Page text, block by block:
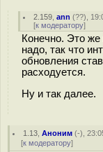
2.159 ,ann (??),
[к модератору]
Конечно. Это же
надо, так что
обновления
расходуется.
Ну и так далее.
1.13 ,Аноним (-),
[к модератору]